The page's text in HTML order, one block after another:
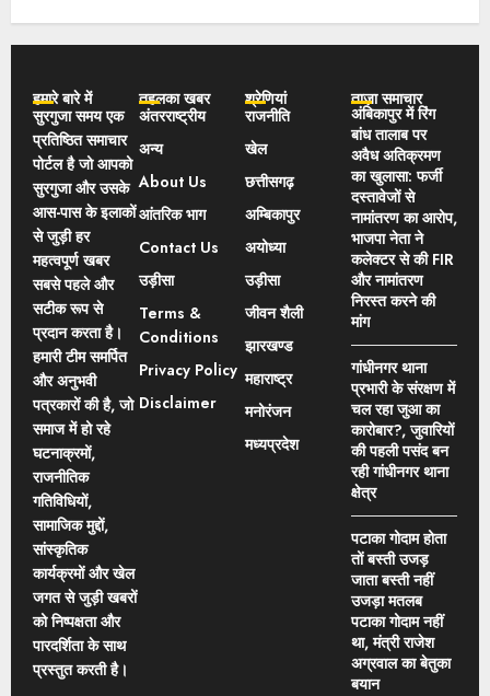
हमारे बारे में
सुरगुजा समय एक
प्रतिष्ठित समाचार
पोर्टल है जो आपको
सुरगुजा और उसके
आस-पास के इलाकों
से जुड़ी हर
महत्वपूर्ण खबर
सबसे पहले और
सटीक रूप से
प्रदान करता है।
हमारी टीम समर्पित
और अनुभवी
पत्रकारों की है, जो
समाज में हो रहे
घटनाक्रमों,
राजनीतिक
गतिविधियों,
सामाजिक मुद्दों,
सांस्कृतिक
कार्यक्रमों और खेल
जगत से जुड़ी खबरों
को निष्पक्षता और
पारदर्शिता के साथ
प्रस्तुत करती है।
तहलका खबर
अंतरराष्ट्रीय
अन्य
About Us
आंतरिक भाग
Contact Us
उड़ीसा
Terms &
Conditions
Privacy Policy
Disclaimer
श्रेणियां
राजनीति
खेल
छत्तीसगढ़
अम्बिकापुर
अयोध्या
उड़ीसा
जीवन शैली
झारखण्ड
महाराष्ट्र
मनोरंजन
मध्यप्रदेश
ताज़ा समाचार
अंबिकापुर में रिंग
बांध तालाब पर
अवैध अतिक्रमण
का खुलासा: फर्जी
दस्तावेजों से
नामांतरण का आरोप,
भाजपा नेता ने
कलेक्टर से की FIR
और नामांतरण
निरस्त करने की
मांग
गांधीनगर थाना
प्रभारी के संरक्षण में
चल रहा जुआ का
कारोबार?, जुवारियों
की पहली पसंद बन
रही गांधीनगर थाना
क्षेत्र
पटाका गोदाम होता
तों बस्ती उजड़
जाता बस्ती नहीं
उजड़ा मतलब
पटाका गोदाम नहीं
था, मंत्री राजेश
अग्रवाल का बेतुका
बयान